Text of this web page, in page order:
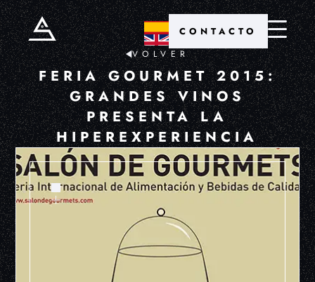
CONTACTO
VOLVER
FERIA GOURMET 2015:
GRANDES VINOS
PRESENTA LA
HIPEREXPERIENCIA